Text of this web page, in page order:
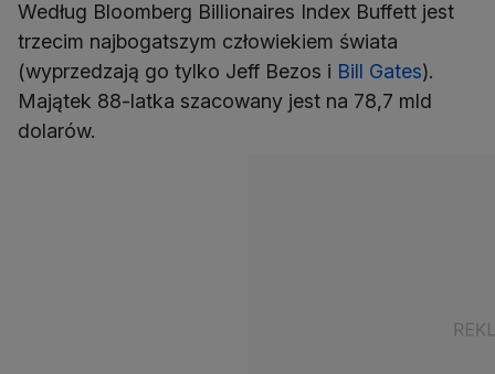
Według Bloomberg Billionaires Index Buffett jest
trzecim najbogatszym człowiekiem świata
(wyprzedzają go tylko Jeff Bezos i Bill Gates).
Majątek 88-latka szacowany jest na 78,7 mld
dolarów.